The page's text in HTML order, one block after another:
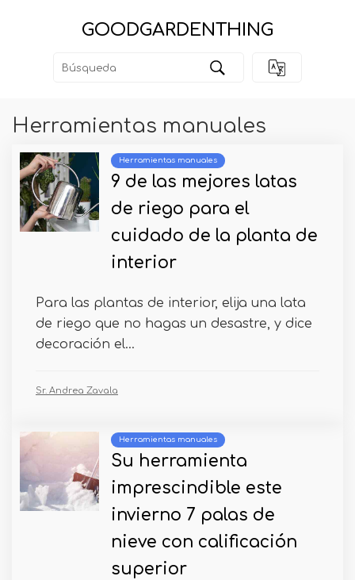
GOODGARDENTHING
Herramientas manuales
Herramientas manuales
9 de las mejores latas
de riego para el
cuidado de la planta de
interior
Para las plantas de interior, elija una lata
de riego que no hagas un desastre, y dice
decoración el...
Sr. Andrea Zavala
Herramientas manuales
Su herramienta
imprescindible este
invierno 7 palas de
nieve con calificación
superior